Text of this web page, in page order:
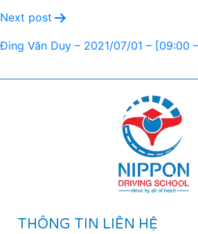
Next post
Đing Văn Duy – 2021/07/01 – [09:00
THÔNG TIN LIÊN HỆ